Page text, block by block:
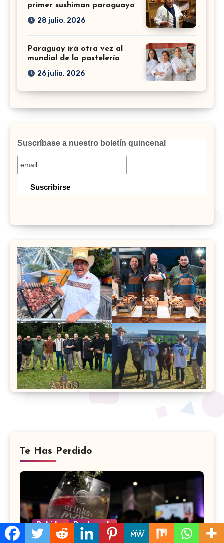
primer sushiman paraguayo
28 julio, 2026
Paraguay irá otra vez al
mundial de la pastelería
26 julio, 2026
Suscríbase a nuestro boletín quincenal
Te Has Perdido
Bebidas Destacado